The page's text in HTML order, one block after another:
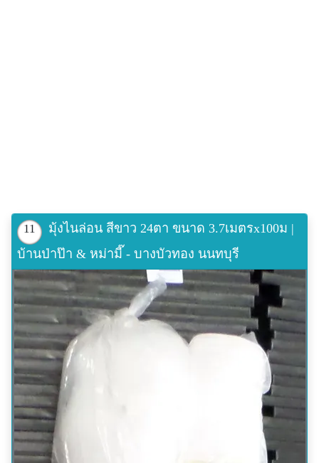
11
มุ้งไนล่อน สีขาว 24ตา ขนาด 3.7เมตรx100ม |
บ้านป่าป๊า & หม่ามี๊ - บางบัวทอง นนทบุรี